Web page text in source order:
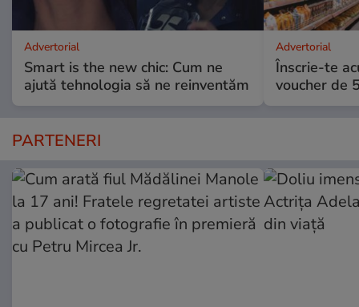
Advertorial
Smart is the new chic: Cum ne
ajută tehnologia să ne reinventăm
Advertorial
Înscrie-te
voucher de
PARTENERI